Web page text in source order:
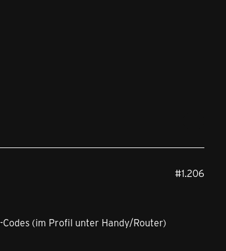
#1.206
(im Profil unter Handy/Router)